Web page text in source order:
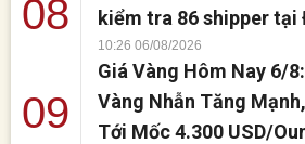
08
kiểm tra 86 shipper tại
10:26 06/08/2026
09
Giá Vàng Hôm Nay 6/
Vàng Nhẫn Tăng
Tới Mốc 4.300 USD/